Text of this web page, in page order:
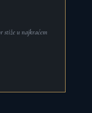
stiže u najkraćem